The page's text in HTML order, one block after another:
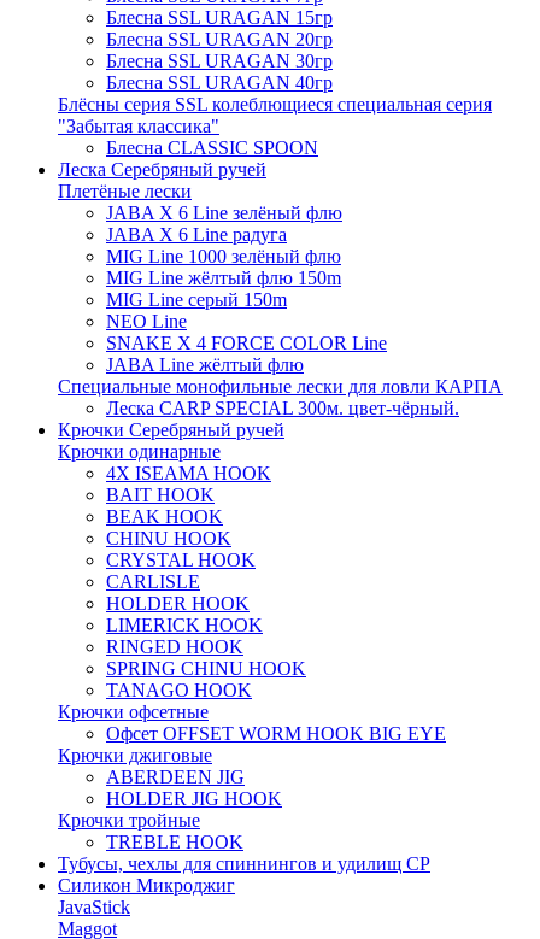
Блесна SSL URAGAN 15гр
Блесна SSL URAGAN 20гр
Блесна SSL URAGAN 30гр
Блесна SSL URAGAN 40гр
Блёсны серия SSL колеблющиеся специальная серия
"Забытая классика"
Блесна CLASSIC SPOON
Леска Серебряный ручей
Плетёные лески
JABA X 6 Line зелёный флю
JABA X 6 Line радуга
MIG Line 1000 зелёный флю
MIG Line жёлтый флю 150m
MIG Line серый 150m
NEO Line
SNAKE X 4 FORCE COLOR Line
JABA Line жёлтый флю
Специальные монофильные лески для ловли КАРПА
Леска CARP SPECIAL 300м. цвет-чёрный.
Крючки Серебряный ручей
Крючки одинарные
4X ISEAMA HOOK
BAIT HOOK
BEAK HOOK
CHINU HOOK
CRYSTAL HOOK
CARLISLE
HOLDER HOOK
LIMERICK HOOK
RINGED HOOK
SPRING CHINU HOOK
TANAGO HOOK
Крючки офсетные
Офсет OFFSET WORM HOOK BIG EYE
Крючки джиговые
ABERDEEN JIG
HOLDER JIG HOOK
Крючки тройные
TREBLE HOOK
Тубусы, чехлы для спиннингов и удилищ СР
Силикон Микроджиг
JavaStick
Maggot